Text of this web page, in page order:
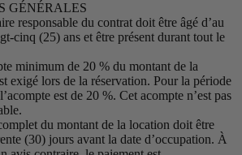
GÉNÉRALES
responsable du contrat doit être âgé d’au
cinq (25) ans et être présent durant tout le
minimum de 20 % du montant de la
exigé lors de la réservation. Pour la période
est de 20 %. Cet acompte n’est pas
du montant de la location doit être
(30) jours avant la date d’occupation. À